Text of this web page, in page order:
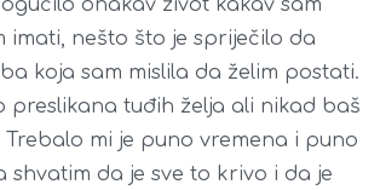
onakav život kakav sam
imati, nešto što je spriječilo da
koja sam mislila da želim postati.
preslikana tuđih želja ali nikad baš
mi je puno vremena i puno
shvatim da je sve to krivo i da je